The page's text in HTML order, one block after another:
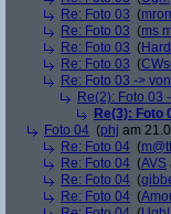
Re: Foto 03 (
Re: Foto 03 (ms
Re: Foto 03 (
Re: Foto 03 (
Re: Foto 03 ->
Re(2): Foto 03
Re(3): Foto
Foto 04 (phj am
Re: Foto 04 (m@tt
Re: Foto 04 (AVS
Re: Foto 04 (
Re: Foto 04 (